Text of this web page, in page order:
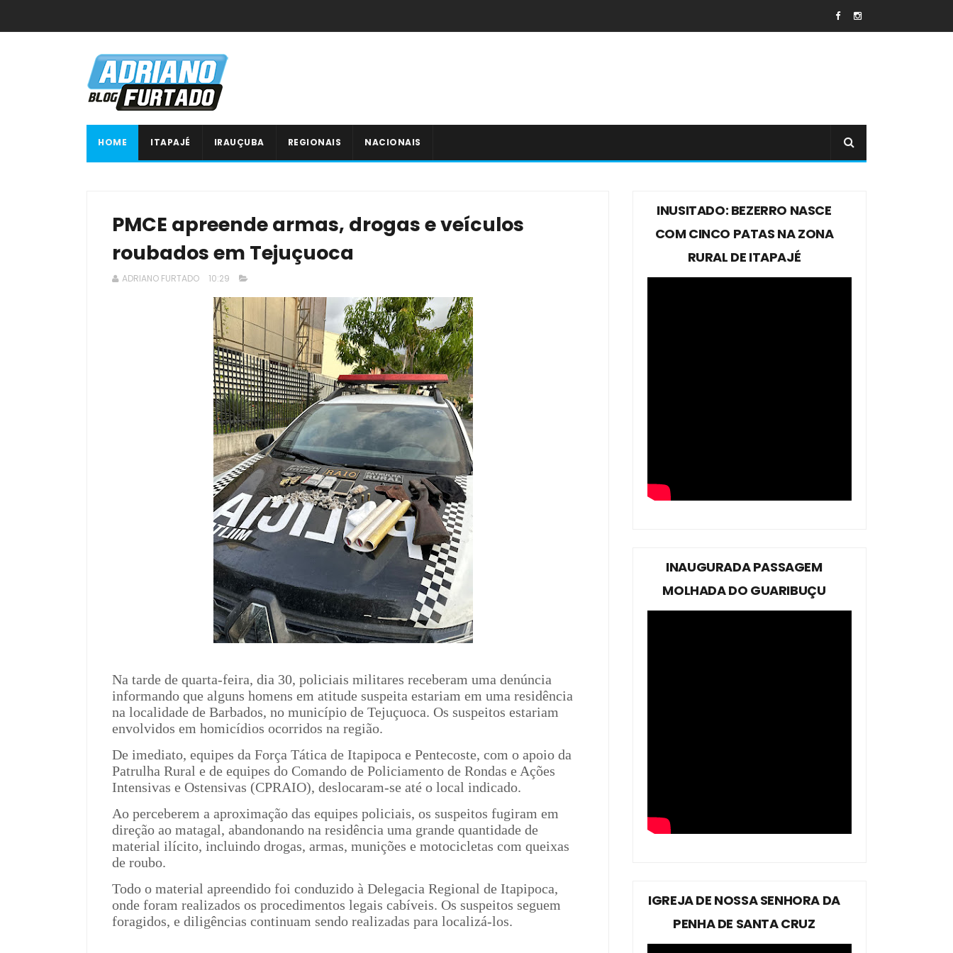
HOME ITAPAJÉ IRAUÇUBA REGIONAIS NACIONAIS
PMCE apreende armas, drogas e veículos
roubados em Tejuçuoca
ADRIANO FURTADO 10:29
Na tarde de quarta-feira, dia 30, policiais militares receberam uma denúncia
informando que alguns homens em atitude suspeita estariam em uma residência
na localidade de Barbados, no município de Tejuçuoca. Os suspeitos estariam
envolvidos em homicídios ocorridos na região.
De imediato, equipes da Força Tática de Itapipoca e Pentecoste, com o apoio da
Patrulha Rural e de equipes do Comando de Policiamento de Rondas e Ações
Intensivas e Ostensivas (CPRAIO), deslocaram-se até o local indicado.
Ao perceberem a aproximação das equipes policiais, os suspeitos fugiram em
direção ao matagal, abandonando na residência uma grande quantidade de
material ilícito, incluindo drogas, armas, munições e motocicletas com queixas
de roubo.
Todo o material apreendido foi conduzido à Delegacia Regional de Itapipoca,
onde foram realizados os procedimentos legais cabíveis. Os suspeitos seguem
foragidos, e diligências continuam sendo realizadas para localizá-los.
INUSITADO: BEZERRO NASCE
COM CINCO PATAS NA ZONA
RURAL DE ITAPAJÉ
INAUGURADA PASSAGEM
MOLHADA DO GUARIBUÇU
IGREJA DE NOSSA SENHORA DA
PENHA DE SANTA CRUZ